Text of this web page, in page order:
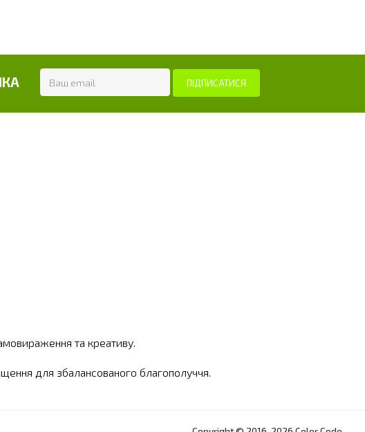
та креативу.
для збалансованого благополуччя.